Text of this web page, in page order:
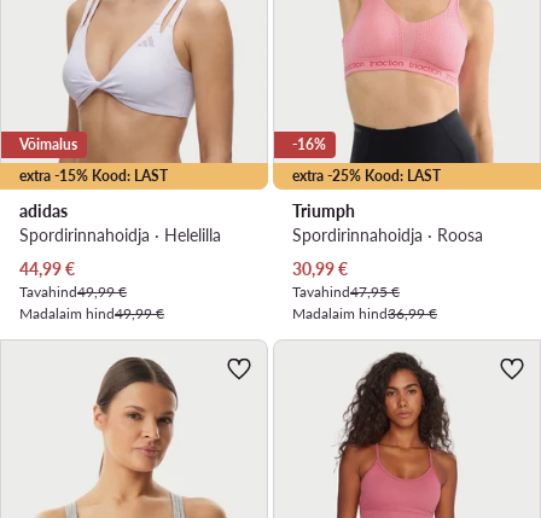
extra -15% Kood: LAST
Võimalus
adidas
Spordirinnahoidja · Helelilla
Praegune hind
44,99€
Tavahind49,99 €
Madalaim hind49,99 €
extra -25% Kood: LAST
-16%
Triumph
Spordirinnahoidja · Roosa
Praegune hind
30,99€
Tavahind47,95 €
Madalaim hind36,99 €